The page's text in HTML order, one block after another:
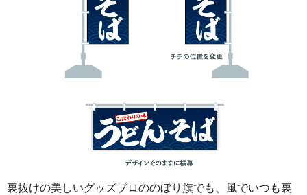
裏抜けの美しいグッズプロののぼり旗でも、風でいつも裏